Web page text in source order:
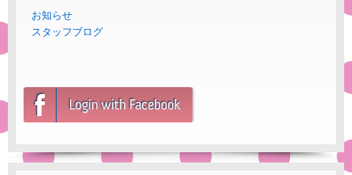
お知らせ
スタッフブログ